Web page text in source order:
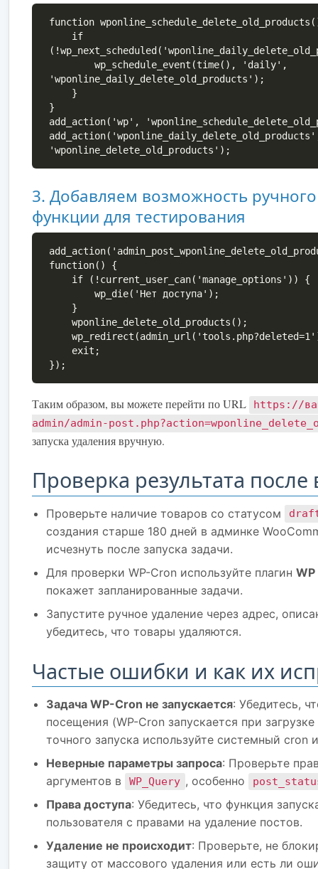
function
'wponline_daily_delete_old_products');
}
add_action('wp',
'wponline_delete_old_products');
3. Добавляем возможность ручного
функции для тестирования
function() {
});
Таким образом, вы можете перейти по URL
https://
admin/admin-
запуска удаления вручную.
Проверка результата
Проверьте наличие товаров со статусом
создания старше 180 дней в админке
исчезнуть после запуска задачи.
Для проверки WP-Cron используйте плагин
покажет запланированные задачи.
Запустите ручное удаление через адрес,
убедитесь, что товары удаляются.
Частые ошибки и как их
Задача WP-Cron не запускается: Убедитесь,
посещения (WP-Cron запускается при
точного запуска используйте системный cron
Неверные параметры запроса: Проверьте
аргументов в
WP_Query , особенно
Права доступа: Убедитесь, что функция
пользователя с правами на удаление постов.
Удаление не происходит: Проверьте, не
защиту от массового удаления или есть ли